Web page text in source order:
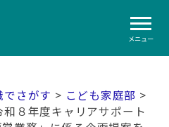
メニュー
でさがす > こども家庭部 >
和８年度キャリアサポート